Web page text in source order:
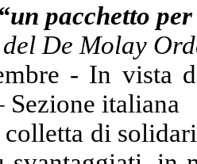
“un pacchetto
De Molay
- In vista
italiana
di